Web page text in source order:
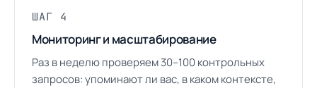
ШАГ 4
Мониторинг и масштабирование
Раз в неделю проверяем 30–100 контрольных
запросов: упоминают ли вас, в каком контексте,